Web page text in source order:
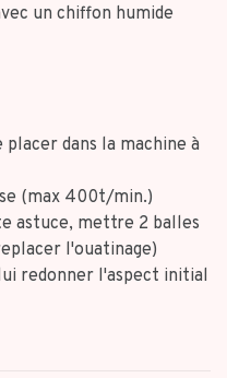
un chiffon humide
dans la machine à
(max 400t/min.)
astuce, mettre 2 balles
l'ouatinage)
redonner l'aspect initial